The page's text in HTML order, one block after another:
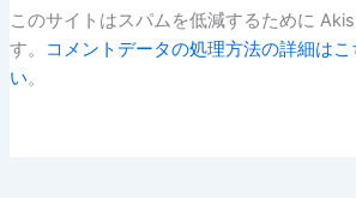
このサイトはスパムを低減するために
す。
コメントデータの処理方法の詳細は
い。